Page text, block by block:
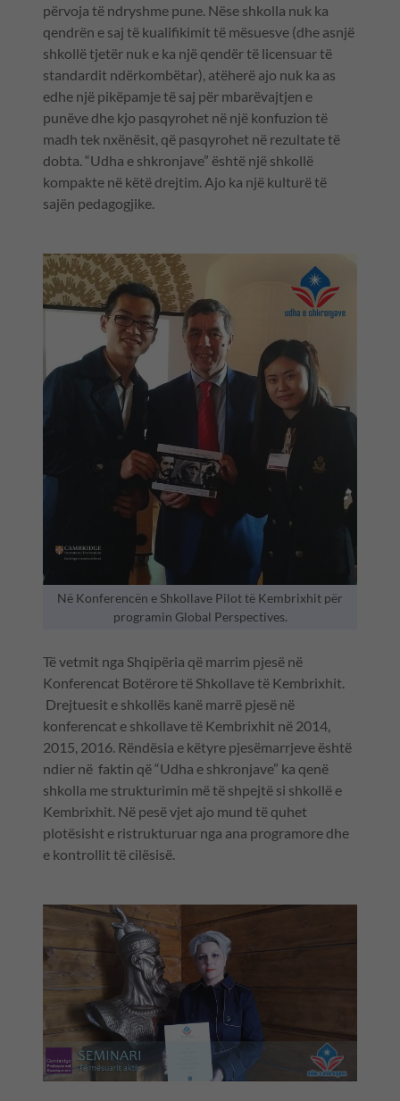
përvoja të ndryshme pune. Nëse shkolla nuk ka
qendrën e saj të kualifikimit të mësuesve (dhe asnjë
shkollë tjetër nuk e ka një qendër të licensuar të
standardit ndërkombëtar), atëherë ajo nuk ka as
edhe një pikëpamje të saj për mbarëvajtjen e
punëve dhe kjo pasqyrohet në një konfuzion të
madh tek nxënësit, që pasqyrohet në rezultate të
dobta. “Udha e shkronjave” është një shkollë
kompakte në këtë drejtim. Ajo ka një kulturë të
sajën pedagogjike.
Në Konferencën e Shkollave Pilot të Kembrixhit për
programin Global Perspectives.
Të vetmit nga Shqipëria që marrim pjesë në
Konferencat Botërore të Shkollave të Kembrixhit.
Drejtuesit e shkollës kanë marrë pjesë në
konferencat e shkollave të Kembrixhit në 2014,
2015, 2016. Rëndësia e këtyre pjesëmarrjeve është
ndier në faktin që “Udha e shkronjave” ka qenë
shkolla me strukturimin më të shpejtë si shkollë e
Kembrixhit. Në pesë vjet ajo mund të quhet
plotësisht e ristrukturuar nga ana programore dhe
e kontrollit të cilësisë.